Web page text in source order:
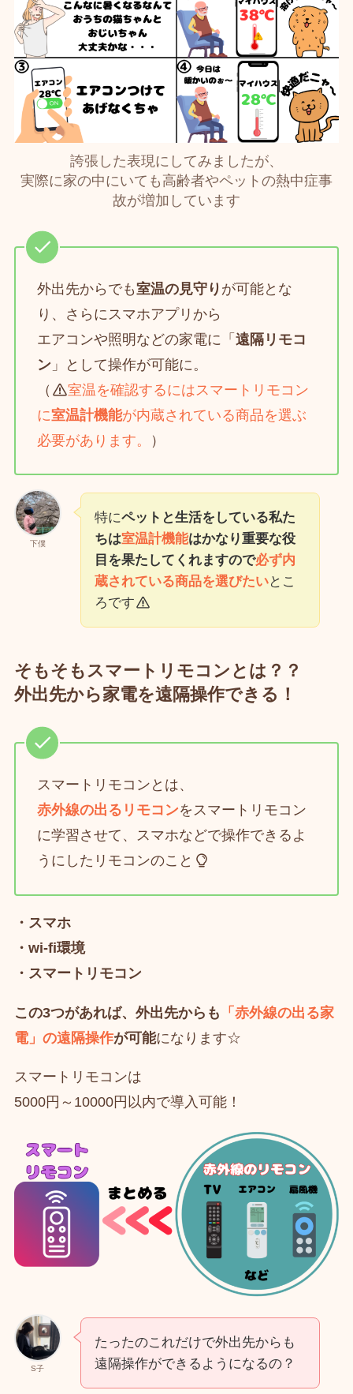
誇張した表現にしてみましたが、
実際に家の中にいても高齢者やペットの熱中症事
故が増加しています
外出先からでも室温の見守り が可能とな
り、さらにスマホアプリから
エアコンや照明などの家電に「 遠隔リモコ
ン」として操作が可能に。
（
室温を確認するにはスマートリモコン
に室温計機能が内蔵されている商品を選ぶ
必要があります。
）
下僕
特にペットと生活をしている私た
ちは室温計機能はかなり重要な役
目を果たしてくれますので必ず内
蔵されている商品を選びたいとこ
ろです
そもそもスマートリモコンとは？？
外出先から家電を遠隔操作できる！
スマートリモコンとは、
赤外線の出るリモコンをスマートリモコン
に学習させて、スマホなどで操作できるよ
うにしたリモコンのこと
・スマホ
・wi-fi環境
・スマートリモコン
この3つがあれば、外出先からも 「赤外線の出る家
電」の遠隔操作が可能になります☆
スマートリモコンは
5000円～10000円以内で導入可能！
S子
たったのこれだけで外出先からも
遠隔操作ができるようになるの？